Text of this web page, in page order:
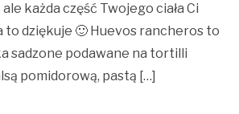
każda część Twojego ciała Ci
to dziękuje 🙂 Huevos rancheros to
sadzone podawane na tortilli
pomidorową, pastą […]